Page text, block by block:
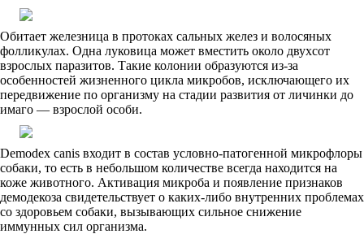
Обитает железница в протоках сальных желез и волосяных
фолликулах. Одна луковица может вместить около двухсот
взрослых паразитов. Такие колонии образуются из-за
особенностей жизненного цикла микробов, исключающего их
передвижение по организму на стадии развития от личинки до
имаго — взрослой особи.
Demodex canis входит в состав условно-патогенной микрофлоры
собаки, то есть в небольшом количестве всегда находится на
коже животного. Активация микроба и появление признаков
демодекоза свидетельствует о каких-либо внутренних проблемах
со здоровьем собаки, вызывающих сильное снижение
иммунных сил организма.